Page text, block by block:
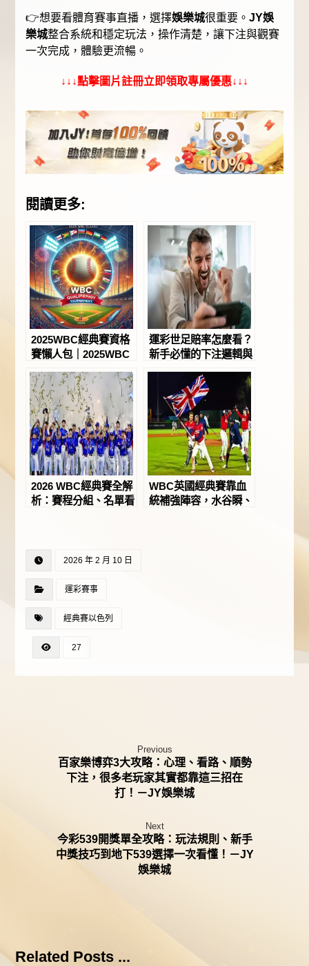
👉想要看體育賽事直播，選擇娛樂城很重要。JY娛
樂城整合系統和穩定玩法，操作清楚，讓下注與觀賽
一次完成，體驗更流暢。
↓↓↓點擊圖片註冊立即領取專屬優惠↓↓↓
閱讀更多:
2025WBC經典賽資格
賽懶人包｜2025WBC
一次看－JY娛樂城
運彩世足賠率怎麼看？
新手必懂的下注邏輯與
2026 WBC經典賽全解
析：賽程分組、名單看
WBC英國經典賽靠血
統補強陣容，水谷瞬、
2026 年 2 月 10 日
運彩賽事
經典賽以色列
27
Previous
百家樂博弈3大攻略：心理、看路、順勢
下注，很多老玩家其實都靠這三招在
打！－JY娛樂城
Next
今彩539開獎單全攻略：玩法規則、新手
中獎技巧到地下539選擇一次看懂！－JY
娛樂城
Related Posts ...